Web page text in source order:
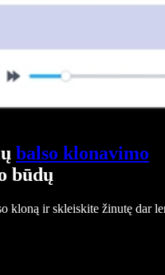
balso klonavimo
būdų
kloną ir skleiskite žinutę dar